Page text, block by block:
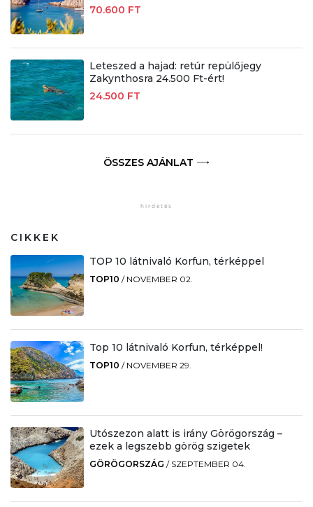
70.600 FT
Leteszed a hajad: retúr repülőjegy
Zakynthosra 24.500 Ft-ért!
24.500 FT
ÖSSZES AJÁNLAT
CIKKEK
TOP 10 látnivaló Korfun, térképpel
TOP10 / NOVEMBER 02.
Top 10 látnivaló Korfun, térképpel!
TOP10 / NOVEMBER 29.
Utószezon alatt is irány Görögország –
ezek a legszebb görög szigetek
GÖRÖGORSZÁG / SZEPTEMBER 04.